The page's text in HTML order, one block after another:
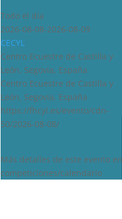
Todo el día
2026-08-08-2026-08-09
CECYL
Centro Ecuestre de Castilla y
León, Segovia, España
Centro Ecuestre de Castilla y
León, Segovia, España
https://fhcyl.es/evento/cdn-
50/2026-08-08/
Más detalles de este evento en
competiciones/calendario